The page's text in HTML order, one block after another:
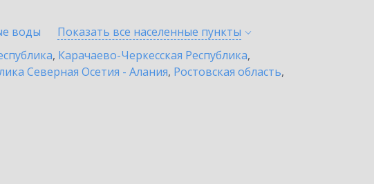
воды Показать все населенные пункты
, Карачаево-Черкесская Республика,
Северная Осетия - Алания, Ростовская область,